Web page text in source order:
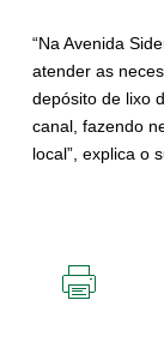
“Na Avenida
atender as
depósito de lixo
canal, fazendo
local”, explica o